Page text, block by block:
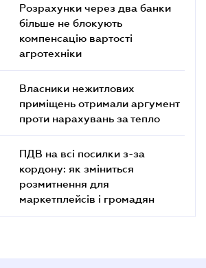
Розрахунки через два банки
більше не блокують
компенсацію вартості
агротехніки
Власники нежитлових
приміщень отримали аргумент
проти нарахувань за тепло
ПДВ на всі посилки з-за
кордону: як зміниться
розмитнення для
маркетплейсів і громадян